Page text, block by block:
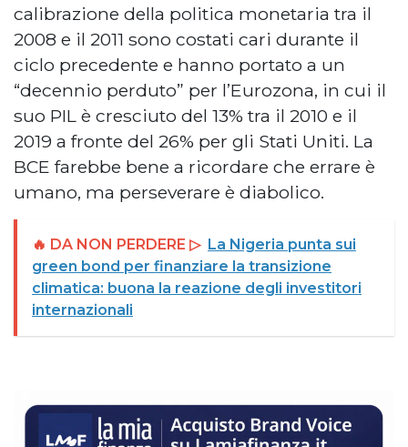
calibrazione della politica monetaria tra il
2008 e il 2011 sono costati cari durante il
ciclo precedente e hanno portato a un
“decennio perduto” per l’Eurozona, in cui il
suo PIL è cresciuto del 13% tra il 2010 e il
2019 a fronte del 26% per gli Stati Uniti. La
BCE farebbe bene a ricordare che errare è
umano, ma perseverare è diabolico.
🔥 DA NON PERDERE ▷ La Nigeria punta sui
green bond per finanziare la transizione
climatica: buona la reazione degli investitori
internazionali